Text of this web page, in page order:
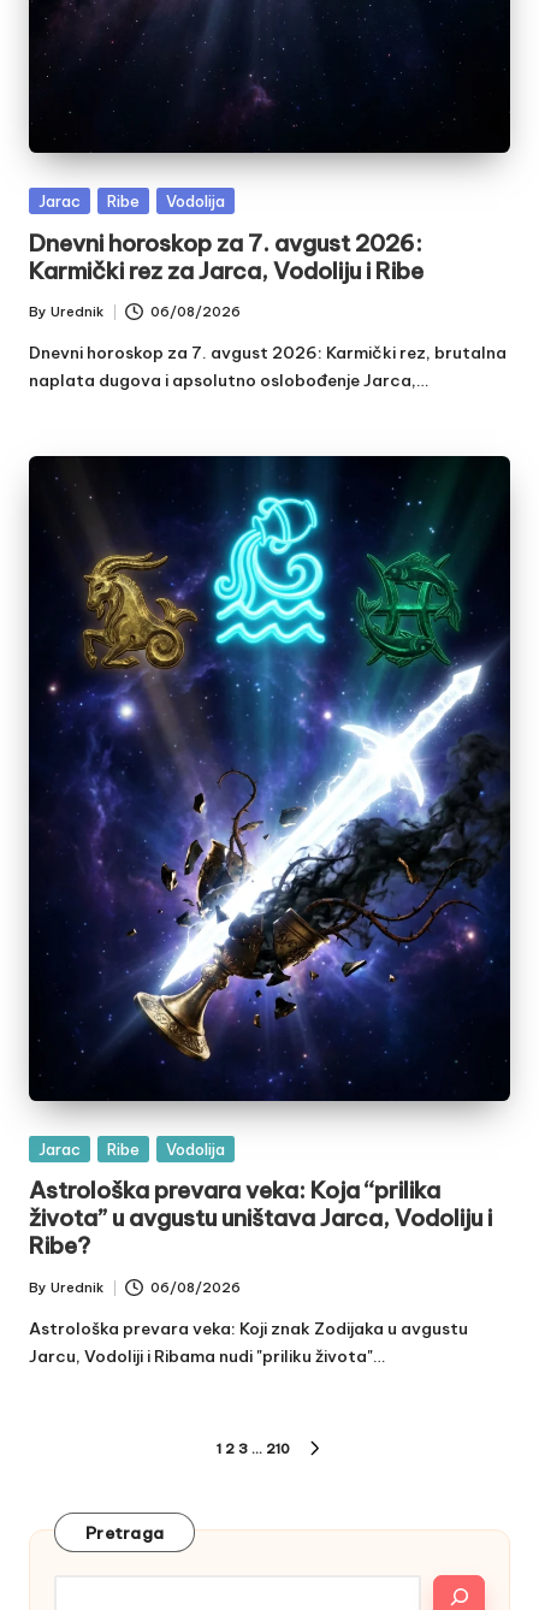
Posted
Jarac Ribe Vodolija
Dnevni horoskop za 7. avgust 2026:
Karmički rez za Jarca, Vodoliju i Ribe
Posted
by
By Urednik 06/08/2026
Dnevni horoskop za 7. avgust 2026: Karmički rez, brutalna
naplata dugova i apsolutno oslobođenje Jarca,…
Posted
Jarac Ribe Vodolija
Astrološka prevara veka: Koja “prilika
života” u avgustu uništava Jarca, Vodoliju i
Ribe?
Posted
by
By Urednik 06/08/2026
Astrološka prevara veka: Koji znak Zodijaka u avgustu
Jarcu, Vodoliji i Ribama nudi "priliku života"…
1 2 3 … 210
Pretraga